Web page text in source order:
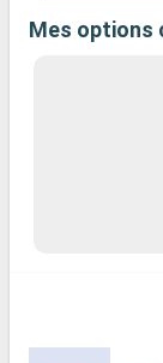
Mes options